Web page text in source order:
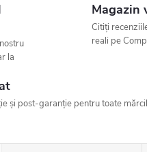
la
Magazin
Citiți
reali pe
și post-garanție pentru toate